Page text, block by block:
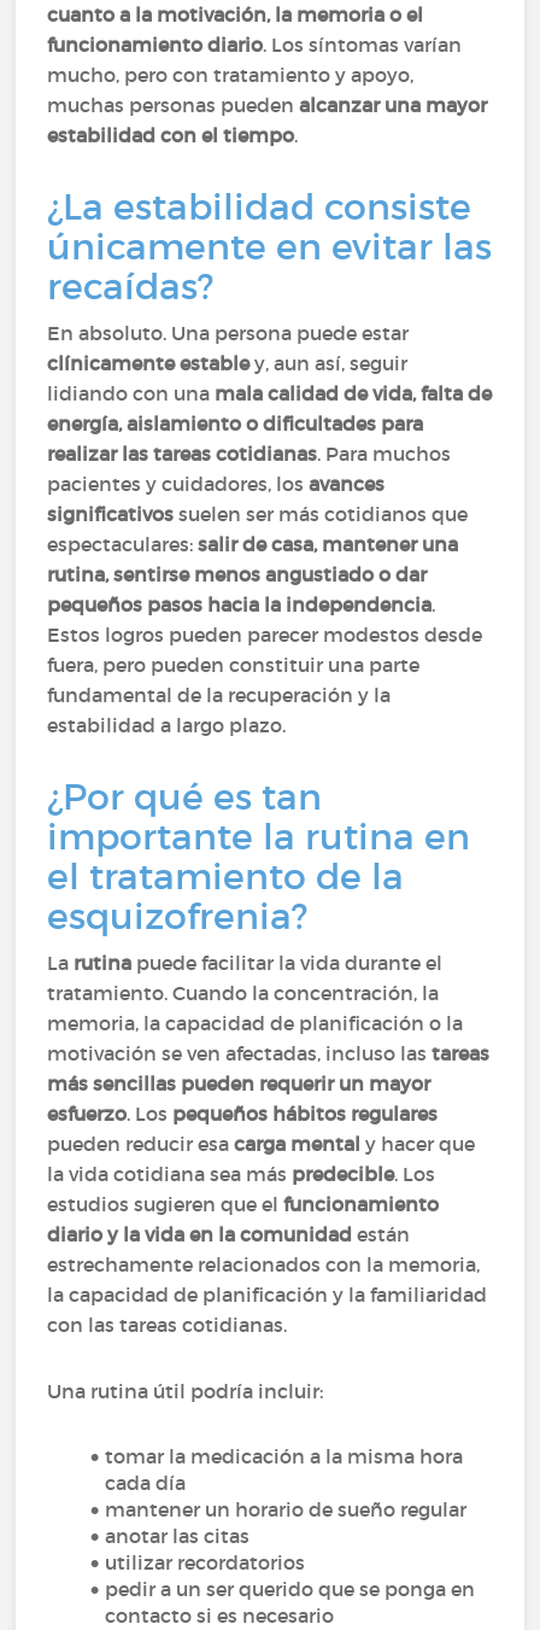
cuanto a la motivación, la memoria o el
funcionamiento diario. Los síntomas varían
mucho, pero con tratamiento y apoyo,
muchas personas puedenalcanzar una mayor
estabilidad con el tiempo.
¿La estabilidad consiste
únicamente en evitar las
recaídas?
En absoluto. Una persona puede estar
clínicamente establey, aun así, seguir
lidiando con una mala calidad de vida, falta de
energía, aislamiento o dificultades para
realizar las tareas cotidianas. Para muchos
pacientes y cuidadores, losavances
significativos suelen ser más cotidianos que
espectaculares:salir de casa, mantener una
rutina, sentirse menos angustiado o dar
pequeños pasos hacia la independencia.
Estos logros pueden parecer modestos desde
fuera, pero pueden constituir una parte
fundamental de la recuperación y la
estabilidad a largo plazo.
¿Por qué es tan
importante la rutina en
el tratamiento de la
esquizofrenia?
La rutina puede facilitar la vida durante el
tratamiento. Cuando la concentración, la
memoria, la capacidad de planificación o la
motivación se ven afectadas, incluso lastareas
más sencillas pueden requerir un mayor
esfuerzo. Los pequeños hábitos regulares
pueden reducir esacarga mentaly hacer que
la vida cotidiana sea más predecible. Los
estudios sugieren que elfuncionamiento
diario y la vida en la comunidad están
estrechamente relacionados con la memoria,
la capacidad de planificación y la familiaridad
con las tareas cotidianas.
Una rutina útil podría incluir:
tomar la medicación a la misma hora
cada día
mantener un horario de sueño regular
anotar las citas
utilizar recordatorios
pedir a un ser querido que se ponga en
contacto si es necesario